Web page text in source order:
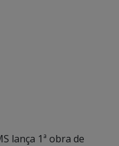
lança 1ª obra de